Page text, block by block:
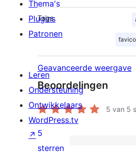
Tags
Geavanceerde weergave
Beoordelingen
5 van 5
1
5
sterren
Thema's
Plugins
Patronen
Leren
Ondersteuning
Ontwikkelaars
WordPress.tv
↗